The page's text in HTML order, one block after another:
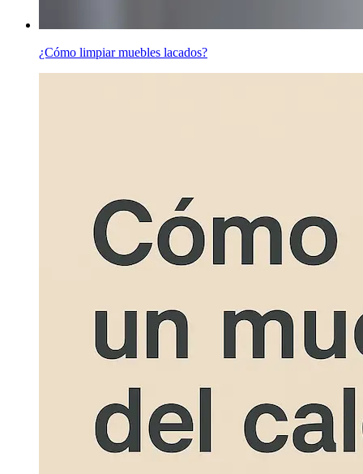
¿Cómo limpiar muebles lacados?